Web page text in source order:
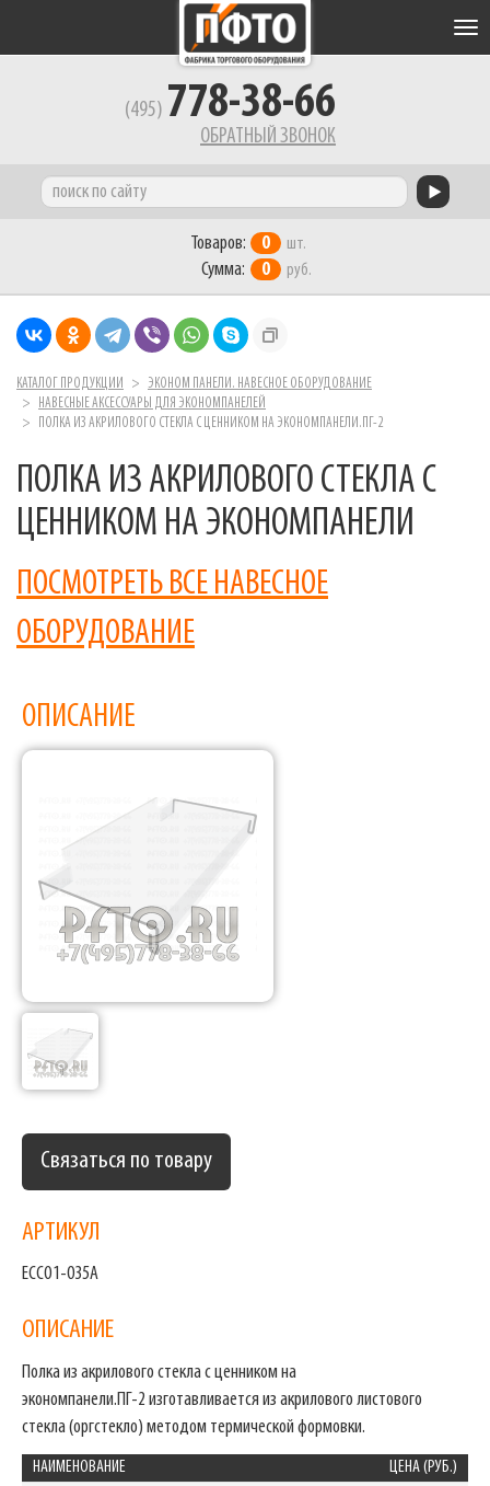
(495) 778-38-66
ОБРАТНЫЙ ЗВОНОК
Товаров: 0 шт.
Сумма: 0 руб.
КАТАЛОГ ПРОДУКЦИИ
ЭКОНОМ ПАНЕЛИ. НАВЕСНОЕ ОБОРУДОВАНИЕ
НАВЕСНЫЕ АКСЕССУАРЫ ДЛЯ ЭКОНОМПАНЕЛЕЙ
ПОЛКА ИЗ АКРИЛОВОГО СТЕКЛА С ЦЕННИКОМ НА ЭКОНОМПАНЕЛИ.ПГ-2
ПОЛКА ИЗ АКРИЛОВОГО СТЕКЛА С
ЦЕННИКОМ НА ЭКОНОМПАНЕЛИ
ПОСМОТРЕТЬ ВСЕ НАВЕСНОЕ
ОБОРУДОВАНИЕ
ОПИСАНИЕ
Связаться по товару
АРТИКУЛ
ECCO1-035A
ОПИСАНИЕ
Полка из акрилового стекла с ценником на
экономпанели.ПГ-2 изготавливается из акрилового листового
стекла (оргстекло) методом термической формовки.
НАИМЕНОВАНИЕ
ЦЕНА (РУБ.)